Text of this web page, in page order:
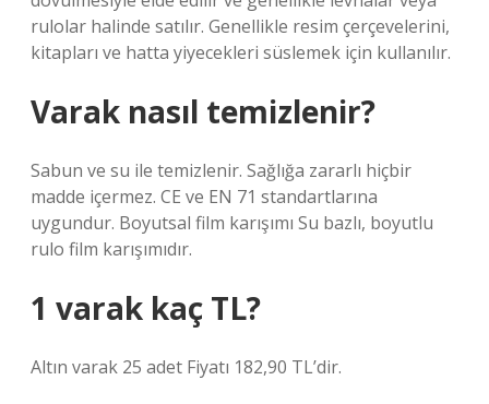
rulolar halinde satılır. Genellikle resim çerçevelerini,
kitapları ve hatta yiyecekleri süslemek için kullanılır.
Varak nasıl temizlenir?
Sabun ve su ile temizlenir. Sağlığa zararlı hiçbir
madde içermez. CE ve EN 71 standartlarına
uygundur. Boyutsal film karışımı Su bazlı, boyutlu
rulo film karışımıdır.
1 varak kaç TL?
Altın varak 25 adet Fiyatı 182,90 TL’dir.